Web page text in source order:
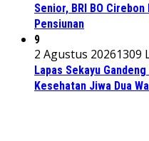
Senior, BRI BO
Pensiunan
9
2 Agustus 20261309
Lapas Sekayu
Kesehatan Jiwa Dua